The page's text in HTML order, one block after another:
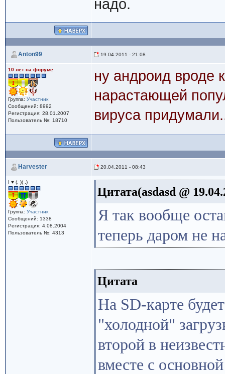
надо.
Anton99 19.04.2011 - 21:08
10 лет на форуме
Группа: Участник
Сообщений: 8992
Регистрация: 28.01.2007
Пользователь №: 18710
ну андроид вроде
нарастающей
вируса
Harvester 20.04.2011 - 08:43
I ♥ (. )( .)
Группа: Участник
Сообщений: 1338
Регистрация: 4.08.2004
Пользователь №: 4313
Цитата(asdasd @
Я так вообще
теперь даром не
Цитата
На SD-карте
"холодной"
второй в
вместе с